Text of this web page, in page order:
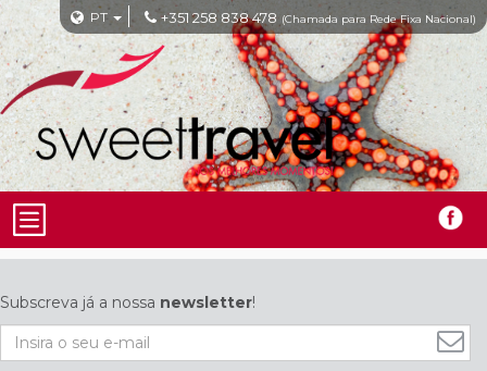
PT +351 258 838 478 (Chamada para Rede Fixa Nacional)
Subscreva já a nossa newsletter!